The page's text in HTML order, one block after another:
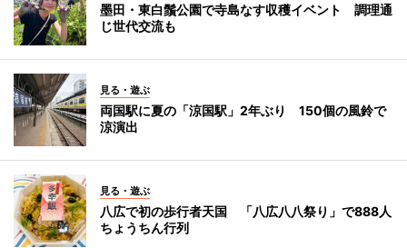
墨田・東白鬚公園で寺島なす収穫イベント 調理通
じ世代交流も
見る・遊ぶ
両国駅に夏の「涼国駅」2年ぶり 150個の風鈴で
涼演出
見る・遊ぶ
八広で初の歩行者天国 「八広八八祭り」で888人
ちょうちん行列